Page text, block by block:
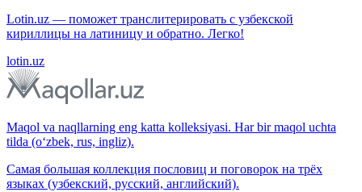
Lotin.uz — поможет транслитерировать с узбекской
кириллицы на латиницу и обратно. Легко!
lotin.uz
Maqol va naqllarning eng katta kolleksiyasi. Har bir maqol uchta
tilda (o‘zbek, rus, ingliz).
Самая большая коллекция пословиц и поговорок на трёх
языках (узбекский, русский, английский).